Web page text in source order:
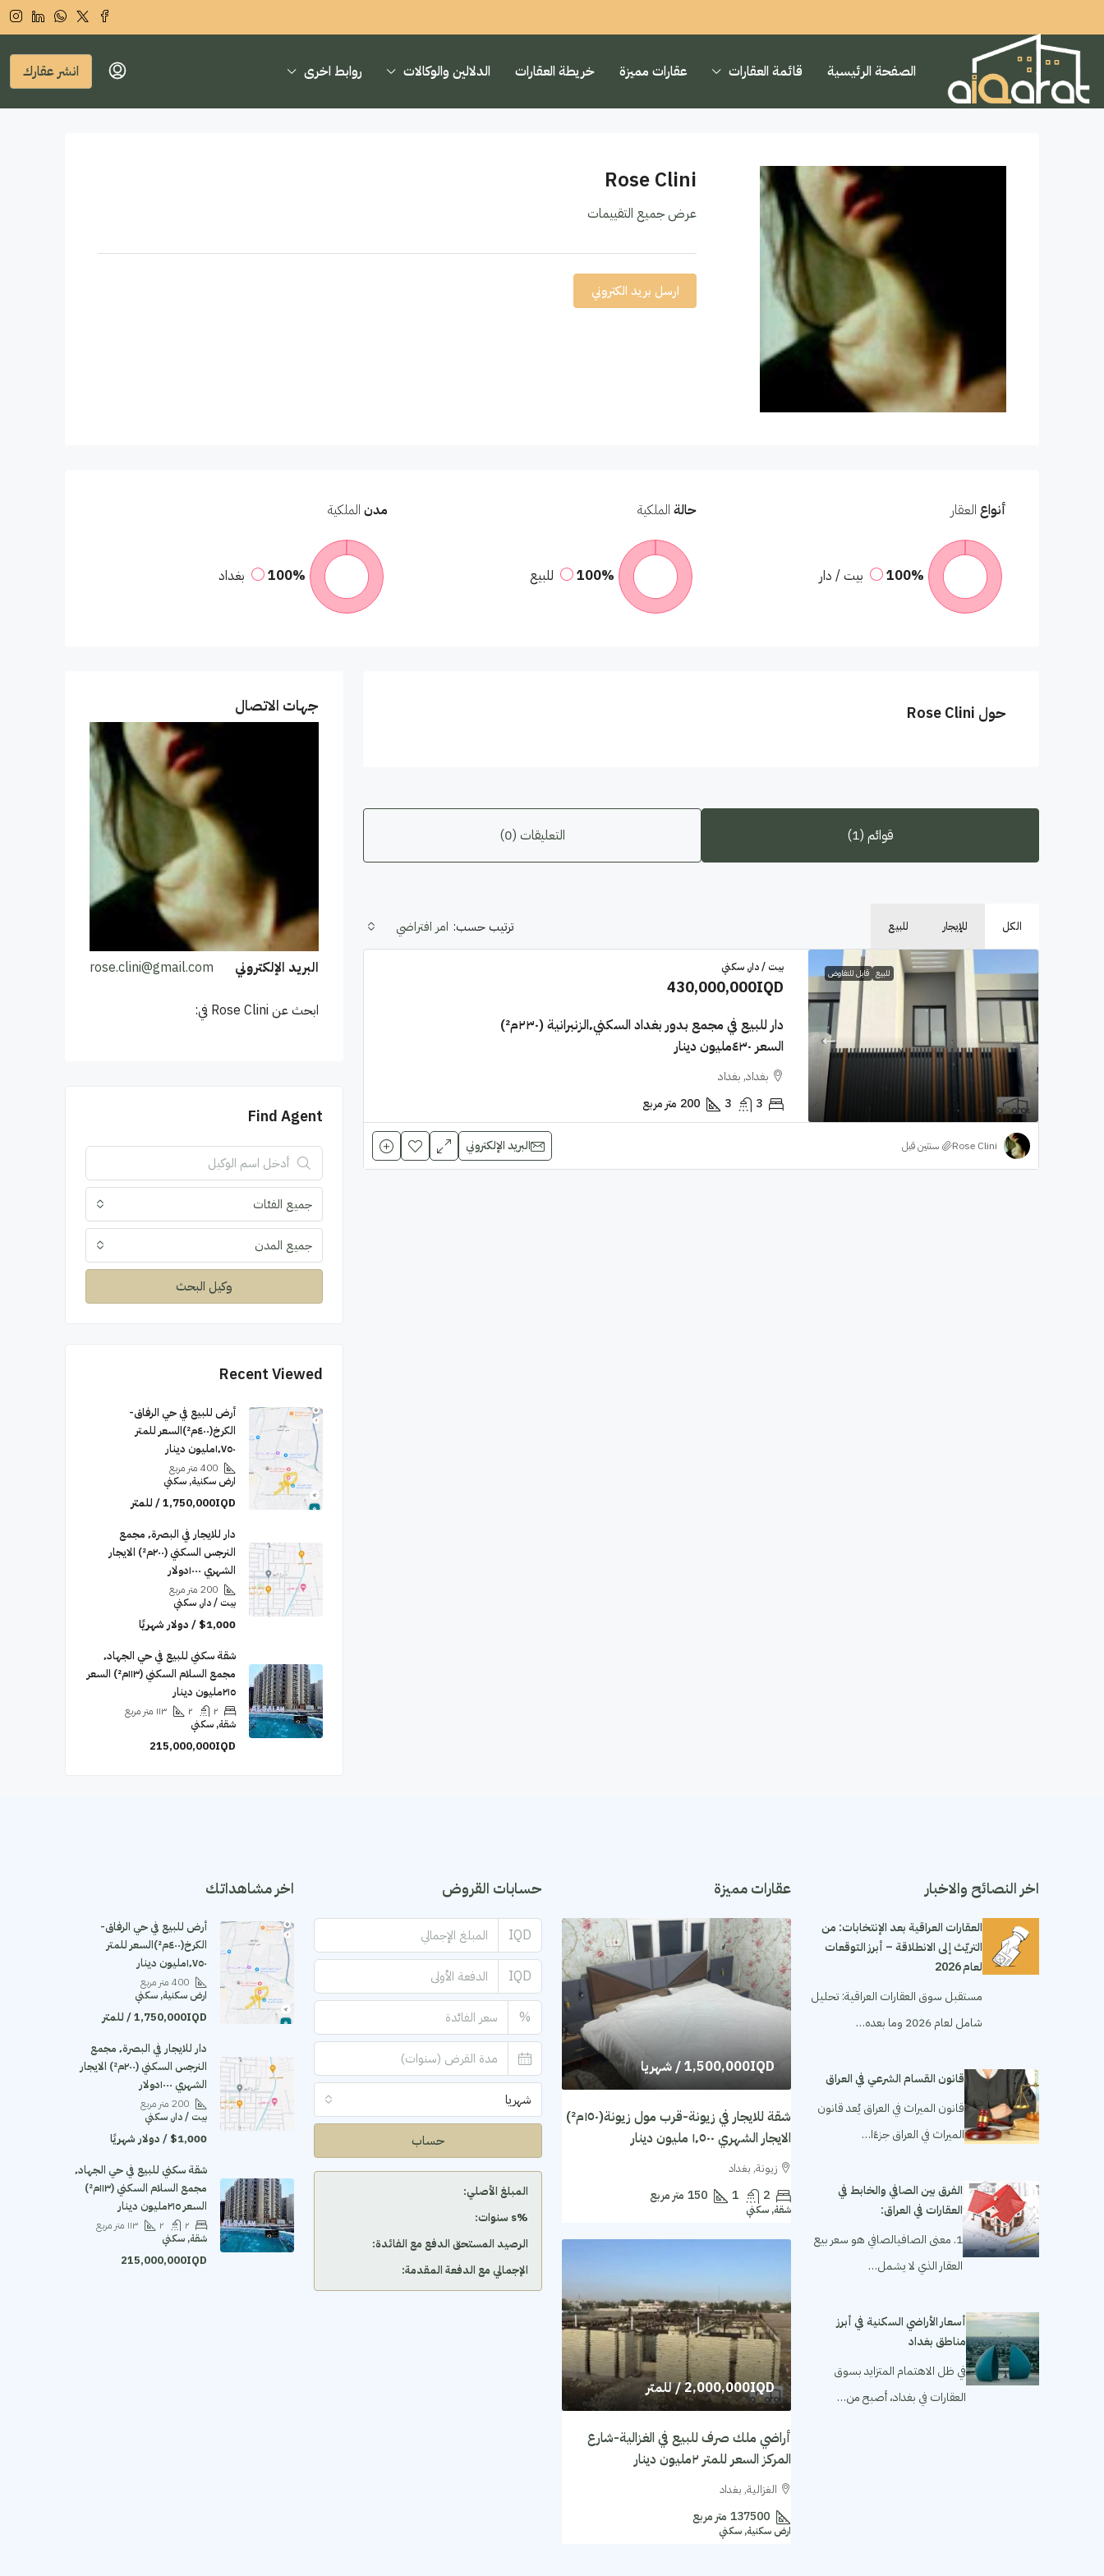
الصفحة الرئيسية قائمة العقارات عقارات مميزة خريطة العقارات الدلالين والوكالات روابط اخرى انشر عقارك
Rose Clini
عرض جميع التقييمات
ارسل بريد الكتروني
أنواع العقار
100% بيت / دار
حالة الملكية
100% للبيع
مدن الملكية
100% بغداد
حول Rose Clini
قوائم (1) التعليقات (0)
الكل للإيجار للبيع ترتيب حسب: امر افتراضي
للبيع قابل للتفاوض بيت / دار, سكني
430,000,000IQD
دار للبيع في مجمع بدور بغداد السكني٬الزنبرانية (٢٣٠م²)
السعر ٤٣٠مليون دينار
بغداد, بغداد
3
3
200 متر مربع
Rose Clini ‏سنتين قبل البريد الإلكتروني
جهات الاتصال
البريد الإلكتروني rose.clini@gmail.com
ابحث عن Rose Clini في:
Find Agent
جميع الفئات
جميع المدن
وكيل البحث
Recent Viewed
أرض للبيع في حي الرفاق-
الكرخ(٤٠٠م²)السعر للمتر
١٬٧٥٠مليون دينار
400 متر مربع
ارض سكنية, سكني
1,750,000IQD / للمتر
دار للايجار في البصرة٬ مجمع
النرجس السكني (٢٠٠م²) الايجار
الشهري ١٠٠٠دولار
200 متر مربع
بيت / دار, سكني
$1,000 / دولار شهريًا
شقة سكني للبيع في حي الجهاد٬
مجمع السلام السكني (١١٣م²) السعر
٢١٥مليون دينار
٢ ٢ ١١٣ متر مربع
شقة, سكني
215,000,000IQD
اخر النصائح والاخبار
العقارات العراقية بعد الإنتخابات: من
التريّث إلى الانطلاقة – أبرز التوقعات
لعام 2026
مستقبل سوق العقارات العراقية: تحليل
شامل لعام 2026 وما بعده…
قانون القسام الشرعي في العراق
قانون الميراث في العراق يُعد قانون
الميراث في العراق جزءًا…
الفرق بين الصافي والخابط في
العقارات في العراق:
1. معنى الصافيالصافي هو سعر بيع
العقار الذي لا يشمل…
أسعار الأراضي السكنية في أبرز
مناطق بغداد
في ظل الاهتمام المتزايد بسوق
العقارات في بغداد، أصبح من…
عقارات مميزة
1,500,000IQD/ شهريا
شقة للايجار في زيونة-قرب مول زيونة(١٥٠م²)
الايجار الشهري ١٬٥٠٠ مليون دينار
زيونة, بغداد
2
1
150 متر مربع
شقة, سكني
2,000,000IQD/ للمتر
أراضي ملك صرف للبيع في الغزالية-شارع
المركز السعر للمتر ٢مليون دينار
الغزالية, بغداد
137500 متر مربع
ارض سكنية, سكني
حسابات القروض
IQD
IQD
%
شهريا
حساب
المبلغ الأصلي:
‫%s سنوات:
الرصيد المستحق الدفع مع الفائدة:
الإجمالي مع الدفعة المقدمة:
اخر مشاهداتك
أرض للبيع في حي الرفاق-
الكرخ(٤٠٠م²)السعر للمتر
١٬٧٥٠مليون دينار
400 متر مربع
ارض سكنية, سكني
1,750,000IQD / للمتر
دار للايجار في البصرة٬ مجمع
النرجس السكني (٢٠٠م²) الايجار
الشهري ١٠٠٠دولار
200 متر مربع
بيت / دار, سكني
$1,000 / دولار شهريًا
شقة سكني للبيع في حي الجهاد٬
مجمع السلام السكني (١١٣م²)
السعر ٢١٥مليون دينار
٢ ٢ ١١٣ متر مربع
شقة, سكني
215,000,000IQD